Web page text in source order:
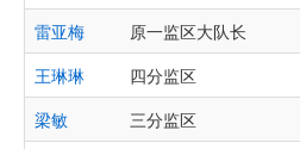
雷亚梅
原一监区大队长
王琳琳
四分监区
梁敏
三分监区